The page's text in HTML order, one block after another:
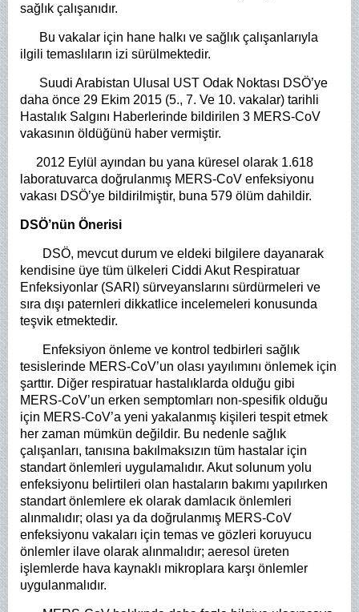
sağlık çalışanıdır.
Bu vakalar için hane halkı ve sağlık çalışanlarıyla
ilgili temaslıların izi sürülmektedir.
Suudi Arabistan Ulusal UST Odak Noktası DSÖ’ye
daha önce 29 Ekim 2015 (5., 7. Ve 10. vakalar) tarihli
Hastalık Salgını Haberlerinde bildirilen 3 MERS-CoV
vakasının öldüğünü haber vermiştir.
2012 Eylül ayından bu yana küresel olarak 1.618
laboratuvarca doğrulanmış MERS-CoV enfeksiyonu
vakası DSÖ’ye bildirilmiştir, buna 579 ölüm dahildir.
DSÖ’nün Önerisi
DSÖ, mevcut durum ve eldeki bilgilere dayanarak
kendisine üye tüm ülkeleri Ciddi Akut Respiratuar
Enfeksiyonlar (SARI) sürveyanslarını sürdürmeleri ve
sıra dışı paternleri dikkatlice incelemeleri konusunda
teşvik etmektedir.
Enfeksiyon önleme ve kontrol tedbirleri sağlık
tesislerinde MERS-CoV’un olası yayılımını önlemek için
şarttır. Diğer respiratuar hastalıklarda olduğu gibi
MERS-CoV’un erken semptomları non-spesifik olduğu
için MERS-CoV’a yeni yakalanmış kişileri tespit etmek
her zaman mümkün değildir. Bu nedenle sağlık
çalışanları, tanısına bakılmaksızın tüm hastalar için
standart önlemleri uygulamalıdır. Akut solunum yolu
enfeksiyonu belirtileri olan hastaların bakımı yapılırken
standart önlemlere ek olarak damlacık önlemleri
alınmalıdır; olası ya da doğrulanmış MERS-CoV
enfeksiyonu vakaları için temas ve gözleri koruyucu
önlemler ilave olarak alınmalıdır; aeresol üreten
işlemlerde hava kaynaklı mikroplara karşı önlemler
uygulanmalıdır.